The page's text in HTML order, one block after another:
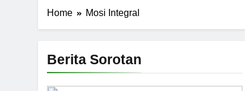
Home Mosi Integral
Berita Sorotan